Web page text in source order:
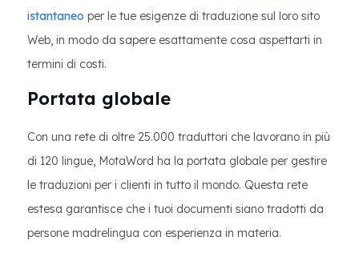
istantaneo per le tue esigenze di traduzione sul loro sito
Web, in modo da sapere esattamente cosa aspettarti in
termini di costi.
Portata globale
Con una rete di oltre 25.000 traduttori che lavorano in più
di 120 lingue, MotaWord ha la portata globale per gestire
le traduzioni per i clienti in tutto il mondo. Questa rete
estesa garantisce che i tuoi documenti siano tradotti da
persone madrelingua con esperienza in materia.